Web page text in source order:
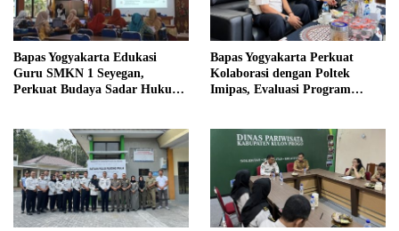
Bapas Yogyakarta Edukasi
Guru SMKN 1 Seyegan,
Perkuat Budaya Sadar Hukum
Bapas Yogyakarta Perkuat
Kolaborasi dengan Poltek
Imipas, Evaluasi Program